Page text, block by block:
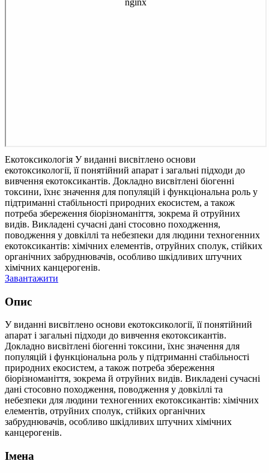
Екотоксикологія У виданні висвітлено основи
екотоксикології, її понятійний апарат і загальні підходи до
вивчення екотоксикантів. Докладно висвітлені біогенні
токсини, їхнє значення для популяцій і функціональна роль у
підтриманні стабільності природних екосистем, а також
потреба збереження біорізноманіття, зокрема й отруйних
видів. Викладені сучасні дані стосовно походження,
поводження у довкіллі та небезпеки для людини техногенних
екотоксикантів: хімічних елементів, отруйних сполук, стійких
органічних забруднювачів, особливо шкідливих штучних
хімічних канцерогенів.
Завантажити
Опис
У виданні висвітлено основи екотоксикології, її понятійний
апарат і загальні підходи до вивчення екотоксикантів.
Докладно висвітлені біогенні токсини, їхнє значення для
популяцій і функціональна роль у підтриманні стабільності
природних екосистем, а також потреба збереження
біорізноманіття, зокрема й отруйних видів. Викладені сучасні
дані стосовно походження, поводження у довкіллі та
небезпеки для людини техногенних екотоксикантів: хімічних
елементів, отруйних сполук, стійких органічних
забруднювачів, особливо шкідливих штучних хімічних
канцерогенів.
Імена